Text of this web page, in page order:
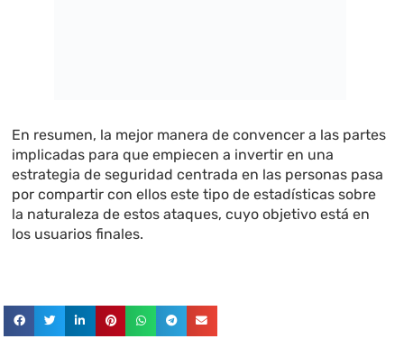
En resumen, la mejor manera de convencer a las partes
implicadas para que empiecen a invertir en una
estrategia de seguridad centrada en las personas pasa
por compartir con ellos este tipo de estadísticas sobre
la naturaleza de estos ataques, cuyo objetivo está en
los usuarios finales.